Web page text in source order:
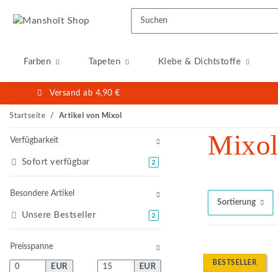
Farben Tapeten Klebe & Dichtstoffe
Versand ab 4,90 €
Startseite Artikel von Mixol
Mixol
Sortierung
BESTSELLER
Verfügbarkeit
Sofort verfügbar 2Artikel gefunden
Besondere Artikel
Unsere Bestseller 2Artikel gefunden
Preisspanne
EUR EUR